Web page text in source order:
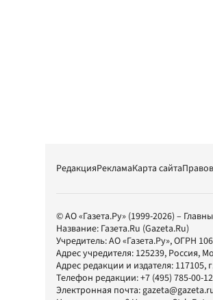
РедакцияРекламаКарта сайта
© АО «Газета.Ру» (1999-2026) –
Название: Газета.Ru (Gazeta.Ru)
Учредитель:АО «Газета.Ру», ОГРН
Адрес учредителя: 125239, Россия,
Адрес редакции и издателя: 117105,
Телефон редакции:+7 (495) 785-00-12
Электронная почта: